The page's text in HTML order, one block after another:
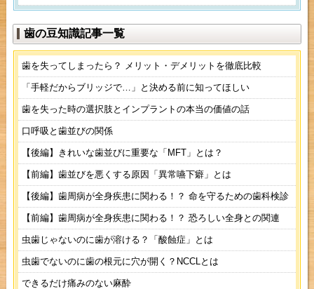
歯の豆知識記事一覧
歯を失ってしまったら？ メリット・デメリットを徹底比較
「手軽だからブリッジで…」と決める前に知ってほしい
歯を失った時の選択肢とインプラントの本当の価値の話
口呼吸と歯並びの関係
【後編】きれいな歯並びに重要な「MFT」とは？
【前編】歯並びを悪くする原因「異常嚥下癖」とは
【後編】歯周病が全身疾患に関わる！？ 命を守るための歯科検診
【前編】歯周病が全身疾患に関わる！？ 恐ろしい全身との関連
虫歯じゃないのに歯が溶ける？「酸蝕症」とは
虫歯でないのに歯の根元に穴が開く？NCCLとは
できるだけ痛みのない麻酔